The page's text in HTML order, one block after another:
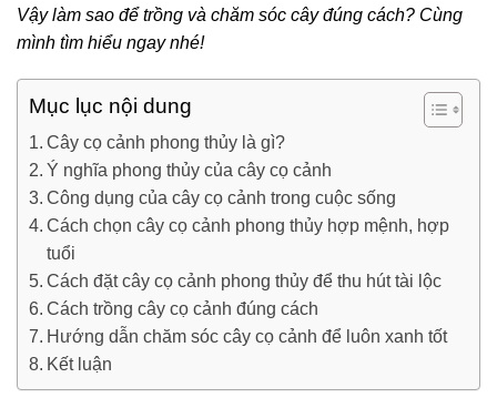
Vậy làm sao để trồng và chăm sóc cây đúng cách? Cùng
mình tìm hiểu ngay nhé!
Mục lục nội dung
Cây cọ cảnh phong thủy là gì?
Ý nghĩa phong thủy của cây cọ cảnh
Công dụng của cây cọ cảnh trong cuộc sống
Cách chọn cây cọ cảnh phong thủy hợp mệnh, hợp
tuổi
Cách đặt cây cọ cảnh phong thủy để thu hút tài lộc
Cách trồng cây cọ cảnh đúng cách
Hướng dẫn chăm sóc cây cọ cảnh để luôn xanh tốt
Kết luận